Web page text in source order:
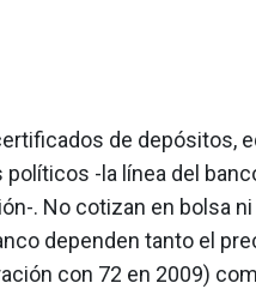
de depósitos,
-la línea del
. No cotizan en bolsa ni
dependen tanto el
con 72 en 2009)